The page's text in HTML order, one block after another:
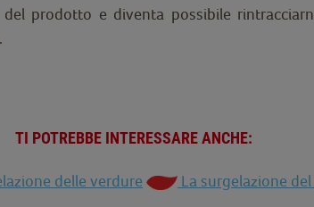
prodotto e diventa possibile
TI POTREBBE INTERESSARE ANCHE:
delle verdure La surgelazione del